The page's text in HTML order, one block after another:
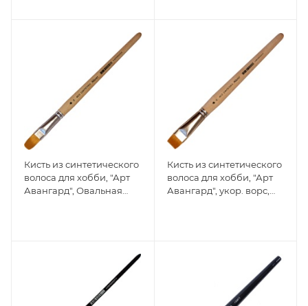
Кисть из синтетического
волоса для хобби, "Арт
Авангард", Овальная
Кисть из синтетического
волоса для хобби, "Арт
Авангард", укор. ворс,